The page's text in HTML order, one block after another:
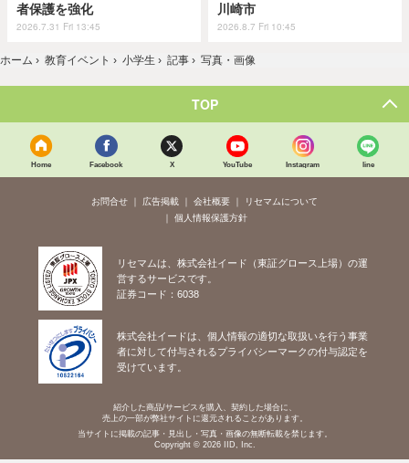
者保護を強化
2026.7.31 Fri 13:45
川崎市
2026.8.7 Fri 10:45
ホーム › 教育イベント › 小学生 › 記事 › 写真・画像
TOP
Home Facebook X YouTube Instagram line
お問合せ 広告掲載 会社概要
リセマムについて
個人情報保護方針
リセマムは、株式会社イード（東証グロース上場）の運
営するサービスです。
証券コード：6038
株式会社イードは、個人情報の適切な取扱いを行う事業
者に対して付与されるプライバシーマークの付与認定を
受けています。
紹介した商品/サービスを購入、契約した場合に、
売上の一部が弊社サイトに還元されることがあります。
当サイトに掲載の記事・見出し・写真・画像の無断転載を禁じます。
Copyright © 2026 IID, Inc.